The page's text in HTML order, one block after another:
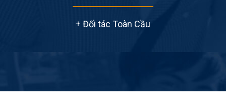
+ Đối tác Toàn Cầu